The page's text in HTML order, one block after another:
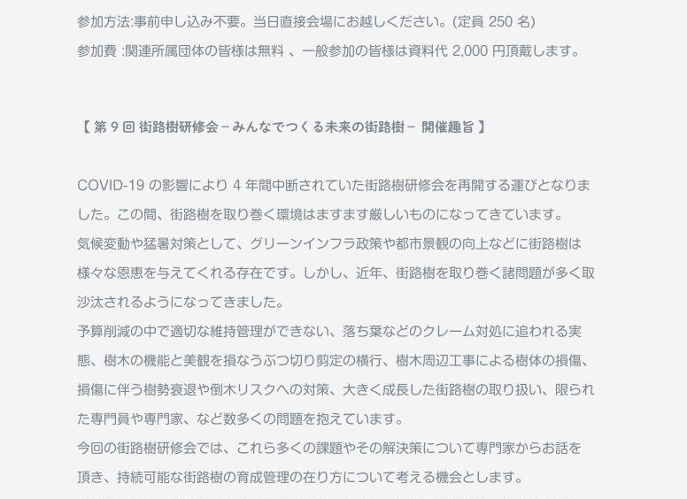
参加方法:事前申し込み不要。当日直接会場にお越しください。(定員 250 名)
参加費 :関連所属団体の皆様は無料 、一般参加の皆様は資料代 2,000 円頂戴します。
【 第 9 回 街路樹研修会−みんなでつくる未来の街路樹− 開催趣旨 】
COVID-19 の影響により 4 年間中断されていた街路樹研修会を再開する運びとなりま
した。この間、街路樹を取り巻く環境はますます厳しいものになってきています。
気候変動や猛暑対策として、グリーンインフラ政策や都市景観の向上などに街路樹は
様々な恩恵を与えてくれる存在です。しかし、近年、街路樹を取り巻く諸問題が多く取
沙汰されるようになってきました。
予算削減の中で適切な維持管理ができない、落ち葉などのクレーム対処に追われる実
態、樹木の機能と美観を損なうぶつ切り剪定の横行、樹木周辺工事による樹体の損傷、
損傷に伴う樹勢衰退や倒木リスクへの対策、大きく成⻑した街路樹の取り扱い、限られ
た専門員や専門家、など数多くの問題を抱えています。
今回の街路樹研修会では、これら多くの課題やその解決策について専門家からお話を
頂き、持続可能な街路樹の育成管理の在り方について考える機会とします。